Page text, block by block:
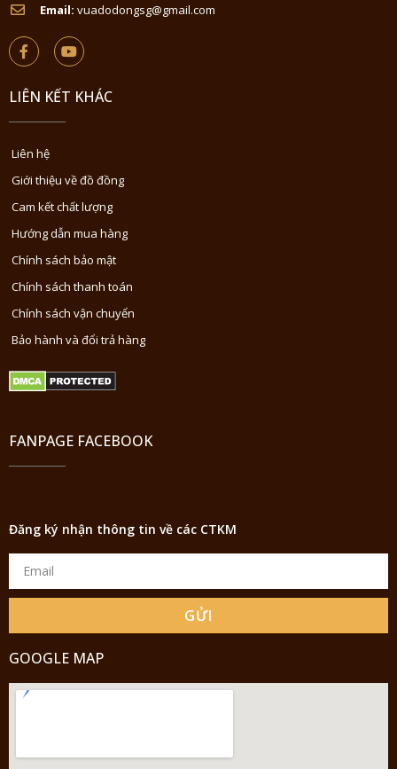
Email: vuadodongsg@gmail.com
LIÊN KẾT KHÁC
Liên hệ
Giới thiệu về đồ đồng
Cam kết chất lượng
Hướng dẫn mua hàng
Chính sách bảo mật
Chính sách thanh toán
Chính sách vận chuyển
Bảo hành và đổi trả hàng
FANPAGE FACEBOOK
Đăng ký nhận thông tin về các CTKM
GỬI
GOOGLE MAP